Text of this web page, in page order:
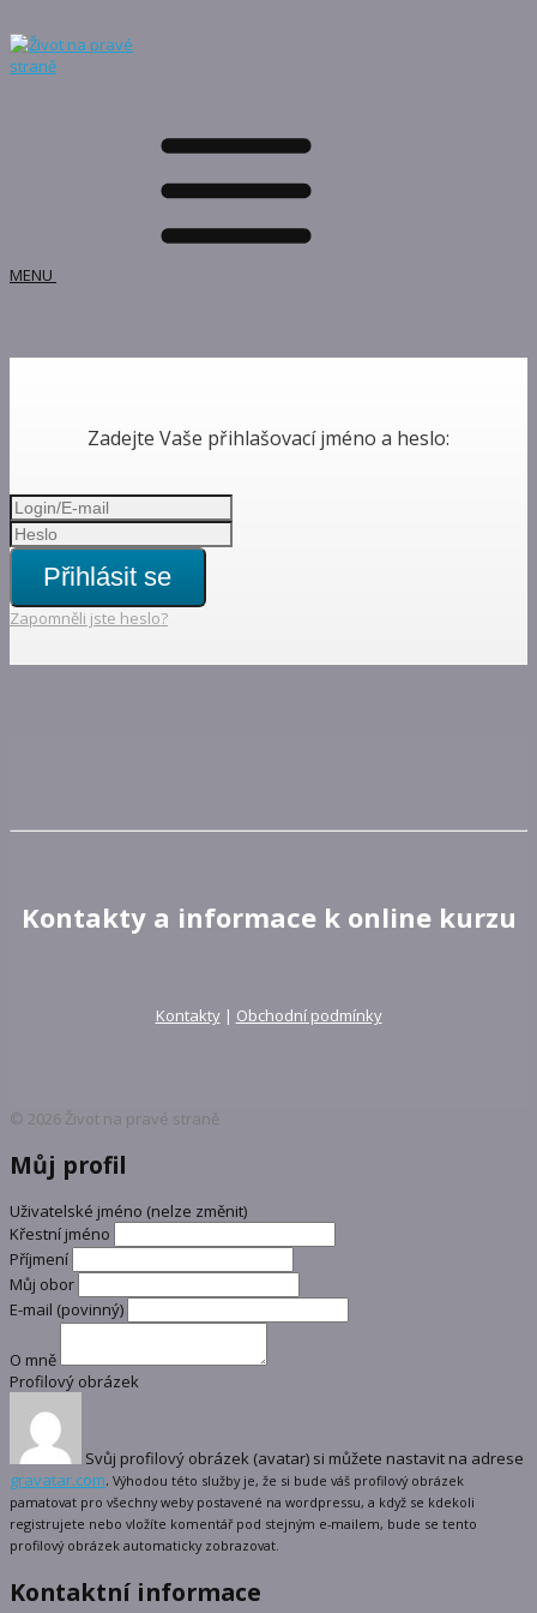
MENU
Zadejte Vaše přihlašovací jméno a heslo:
Přihlásit se
Zapomněli jste heslo?
Kontakty a informace k online kurzu
Kontakty| Obchodní podmínky
© 2026 Život na pravé straně
Můj profil
Uživatelské jméno (nelze změnit)
Křestní jméno
Příjmení
Můj obor
E-mail (povinný)
O mně
Profilový obrázek
Svůj profilový obrázek (avatar) si můžete nastavit na adrese
gravatar.com. Výhodou této služby je, že si bude váš profilový obrázek
pamatovat pro všechny weby postavené na wordpressu, a když se kdekoli
registrujete nebo vložíte komentář pod stejným e-mailem, bude se tento
profilový obrázek automaticky zobrazovat.
Kontaktní informace